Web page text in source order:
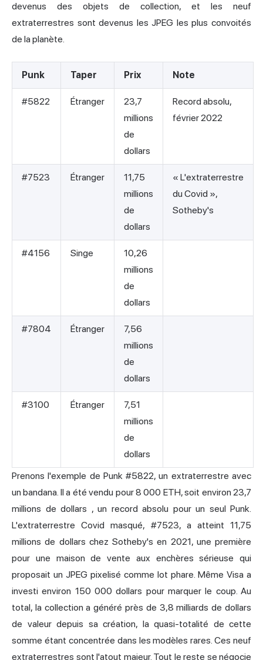
devenus des objets de collection, et les neuf
extraterrestres sont devenus les JPEG les plus convoités
de la planète.
Punk Taper Prix Note
#5822 Étranger
23,7
millions
de
dollars
Record absolu,
février 2022
#7523 Étranger
11,75
millions
de
dollars
« L'extraterrestre
du Covid »,
Sotheby's
#4156 Singe
10,26
millions
de
dollars
#7804 Étranger
7,56
millions
de
dollars
#3100 Étranger
7,51
millions
de
dollars
Prenons l'exemple de Punk #5822, un extraterrestre avec
un bandana. Il a été vendu pour 8 000 ETH, soit environ 23,7
millions de dollars , un record absolu pour un seul Punk.
L'extraterrestre Covid masqué, #7523, a atteint 11,75
millions de dollars chez Sotheby's en 2021, une première
pour une maison de vente aux enchères sérieuse qui
proposait un JPEG pixelisé comme lot phare. Même Visa a
investi environ 150 000 dollars pour marquer le coup. Au
total, la collection a généré près de 3,8 milliards de dollars
de valeur depuis sa création, la quasi-totalité de cette
somme étant concentrée dans les modèles rares. Ces neuf
extraterrestres sont l'atout majeur. Tout le reste se négocie